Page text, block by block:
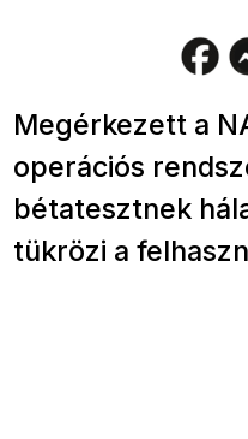
Megérkezett a
operációs
bétatesztnek
tükrözi a